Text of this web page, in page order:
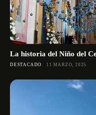
La historia del Niño del
DESTACADO 11 MARZO, 2025